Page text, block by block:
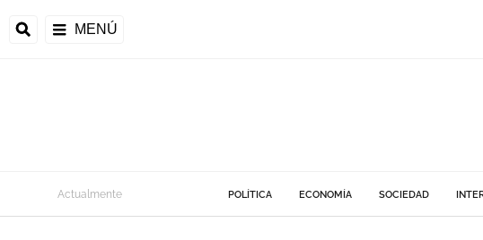
MENÚ
Actualmente POLÍTICA ECONOMÍA SOCIEDAD